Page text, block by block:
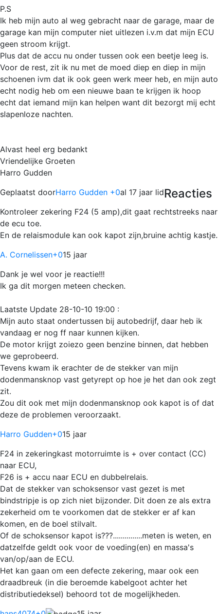
P.S
Ik heb mijn auto al weg gebracht naar de garage, maar de
garage kan mijn computer niet uitlezen i.v.m dat mijn ECU
geen stroom krijgt.
Plus dat de accu nu onder tussen ook een beetje leeg is.
Voor de rest, zit ik nu met de moed diep en diep in mijn
schoenen ivm dat ik ook geen werk meer heb, en mijn auto
echt nodig heb om een nieuwe baan te krijgen ik hoop
echt dat iemand mijn kan helpen want dit bezorgt mij echt
slapenloze nachten.
Alvast heel erg bedankt
Vriendelijke Groeten
Harro Gudden
Geplaatst doorHarro Gudden +0al 17 jaar lidReacties
Kontroleer zekering F24 (5 amp),dit gaat rechtstreeks naar
de ecu toe.
En de relaismodule kan ook kapot zijn,bruine achtig kastje.
A. Cornelissen+015 jaar
Dank je wel voor je reactie!!!
Ik ga dit morgen meteen checken.
Laatste Update 28-10-10 19:00 :
Mijn auto staat ondertussen bij autobedrijf, daar heb ik
vandaag er nog ff naar kunnen kijken.
De motor krijgt zoiezo geen benzine binnen, dat hebben
we geprobeerd.
Tevens kwam ik erachter de de stekker van mijn
dodenmansknop vast getyrept op hoe je het dan ook zegt
zit.
Zou dit ook met mijn dodenmansknop ook kapot is of dat
deze de problemen veroorzaakt.
Harro Gudden+015 jaar
F24 in zekeringkast motorruimte is + over contact (CC)
naar ECU,
F26 is + accu naar ECU en dubbelrelais.
Dat de stekker van schoksensor vast gezet is met
bindstripje is op zich niet bijzonder. Dit doen ze als extra
zekerheid om te voorkomen dat de stekker er af kan
komen, en de boel stilvalt.
Of de schoksensor kapot is???...............meten is weten, en
datzelfde geldt ook voor de voeding(en) en massa's
van/op/aan de ECU.
Het kan gaan om een defecte zekering, maar ook een
draadbreuk (in die beroemde kabelgoot achter het
distributiedeksel) behoord tot de mogelijkheden.